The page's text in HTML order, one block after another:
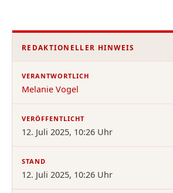
REDAKTIONELLER HINWEIS
VERANTWORTLICH
Melanie Vogel
VERÖFFENTLICHT
12. Juli 2025, 10:26 Uhr
STAND
12. Juli 2025, 10:26 Uhr